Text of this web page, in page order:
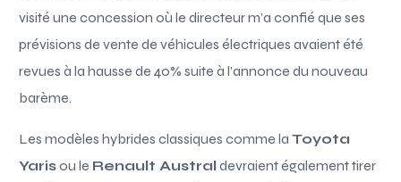
visité une concession où le directeur m’a confié que ses
prévisions de vente de véhicules électriques avaient été
revues à la hausse de 40% suite à l’annonce du nouveau
barème.
Les modèles hybrides classiques comme laToyota
Yarisou le Renault Austral devraient également tirer